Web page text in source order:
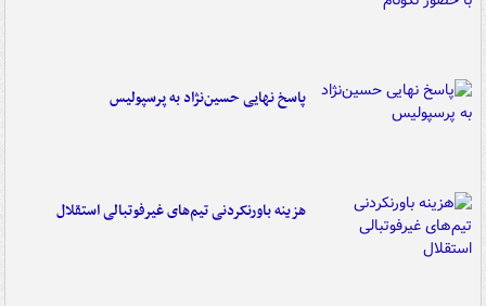
پاسخ نهایی حسین‌نژاد به پرسپولیس
هزینه باورنکردنی تیم‌های غیرفوتبالی استقلال